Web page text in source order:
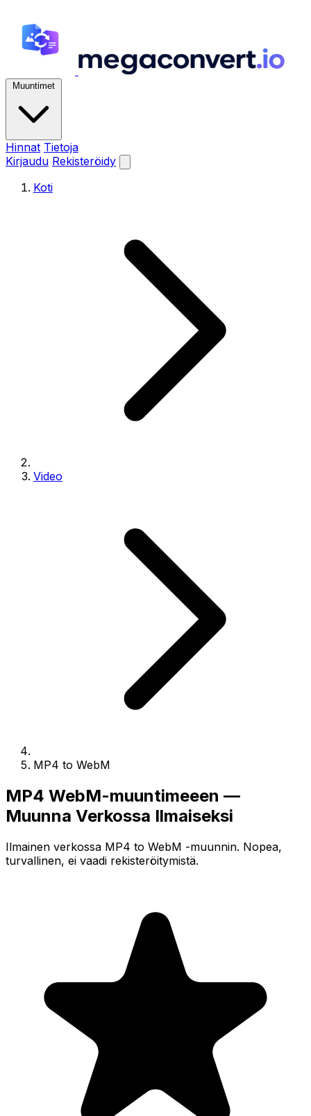
Muuntimet
Hinnat Tietoja
Kirjaudu Rekisteröidy
Koti
Video
MP4 to WebM
MP4 WebM-muuntimeeen —
Muunna Verkossa Ilmaiseksi
Ilmainen verkossa MP4 to WebM -muunnin. Nopea,
turvallinen, ei vaadi rekisteröitymistä.